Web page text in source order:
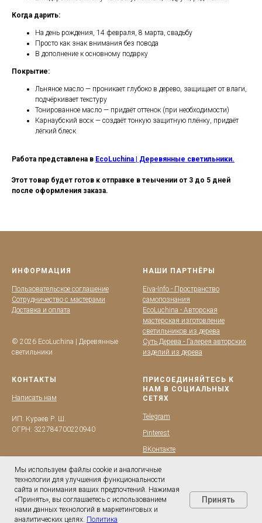
Когда дарить:
На день рождения, 14 февраля, 8 марта, свадьбу
Просто как знак внимания без повода
В дополнение к основному подарку
Покрытие:
Льняное масло — проникает глубоко в дерево, защищает от влаги,
подчёркивает текстуру
Тонированное масло — придаёт оттенок (при необходимости)
Карнаубский воск — создаёт тонкую защитную плёнку, придаёт
лёгкий блеск
Работа представлена в EcoLuchina | Деревянные светильники.
Этот товар будет готов к отправке в теычении от 3 до 5 дней
после оформления заказа.
ИНФОРМАЦИЯ
Пользовательское соглашение
Сотрудничество с мастерами
Доставка и оплата
© 2026 EcoLuchina | Деревянные
светильники
НАШИ ПАРТНЁРЫ
Eiva-Info - Пространство
самопознания
EcoLuchina - Авторская
мастерская изготовление
светильников из дерева
Суть Дерева - Галерея авторских
изделий из дерева
КОНТАКТЫ
Написать нам
ИП: Кураев Р. Ш.
ОГРН: 322784700220940
ПРИСОЕДИНЯЙТЕСЬ К
НАМ В СОЦИАЛЬНЫХ
СЕТЯХ
Telegram
Pinterest
BKонтакте
Мы используем файлы cookie и аналогичные
технологии для улучшения функциональности
сайта и понимания ваших предпочтений. Нажимая
«Принять», вы соглашаетесь с использованием
нами данных технологий в маркетинговых и
аналитических целях. Политика
Принять